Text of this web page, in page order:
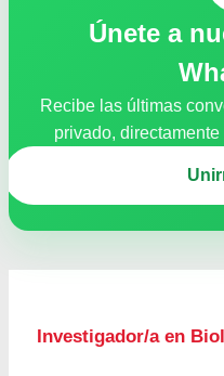
Únete a
Recibe las últimas
privado,
Investigador/a en